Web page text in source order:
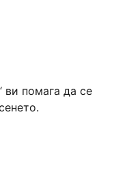
ви помага да се